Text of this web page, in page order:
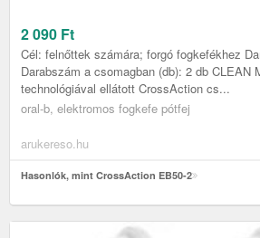
2 090 Ft
Cél: felnőttek számára; forgó fogkefékhez
Darabszám a csomagban (db): 2 db CLEAN
technológiával ellátott CrossAction cs...
oral-b, elektromos fogkefe pótfej
arukereso.hu
Hasonlók, mint CrossAction EB50-2